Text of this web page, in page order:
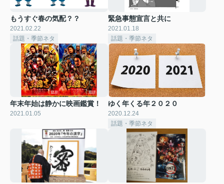
もうすぐ春の気配？？
2021.02.22
話題・季節ネタ
緊急事態宣言と共に
2021.01.18
話題・季節ネタ
年末年始は静かに映画鑑賞！
2021.01.05
ゆく年くる年２０２０
2020.12.24
話題・季節ネタ